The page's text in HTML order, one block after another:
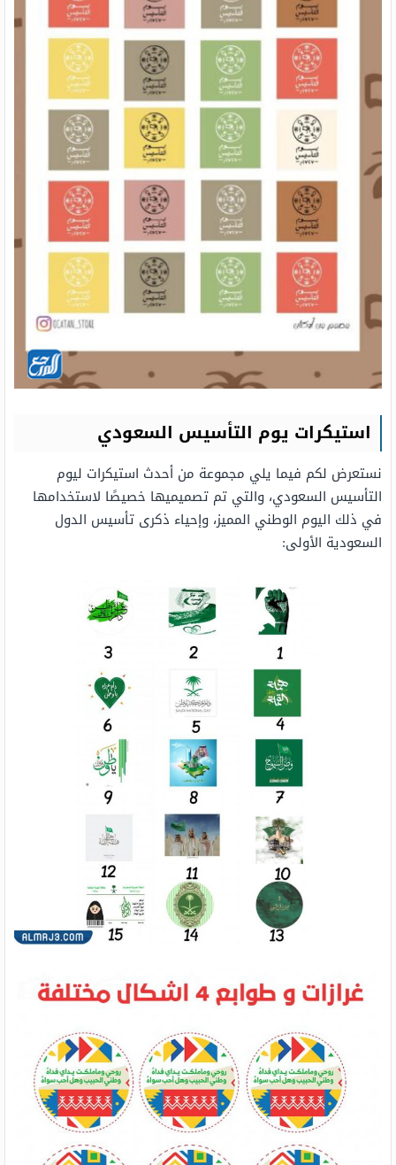
استيكرات يوم التأسيس السعودي
نستعرض لكم فيما يلي مجموعة من أحدث استيكرات ليوم
التأسيس السعودي، والتي تم تصميميها خصيصًا لاستخدامها
في ذلك اليوم الوطني المميز، وإحياء ذكرى تأسيس الدول
السعودية الأولى: